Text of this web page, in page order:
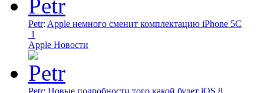
Petr: Apple немного сменит комплектацию iPhone 5C
1
Apple Новости
Petr: Новые подробности того какой будет iOS 8